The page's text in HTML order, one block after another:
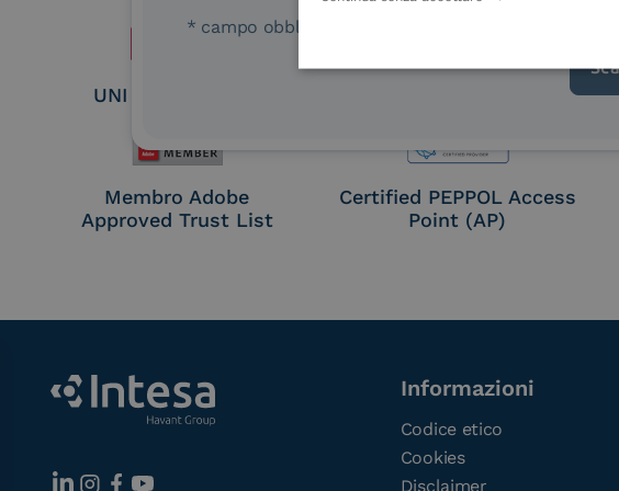
UNI EN ISO 37001
Membro Adobe
Approved Trust List
Certified PEPPOL Access
Point (AP)
* campo obbligatorio
Informazioni
Codice etico
Cookies
Disclaimer